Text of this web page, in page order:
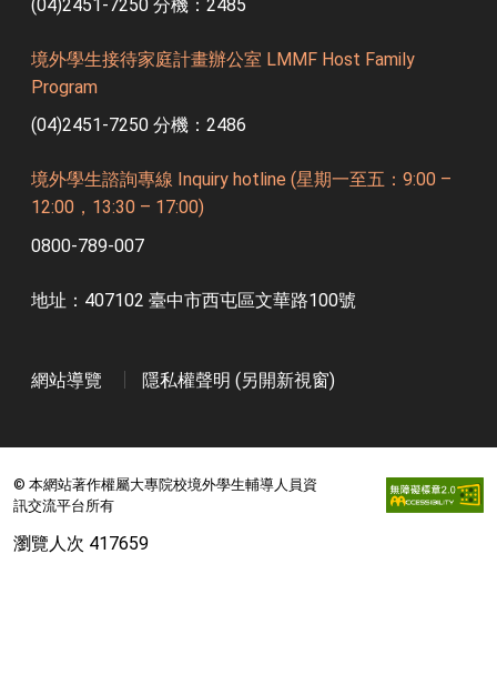
(04)2451-7250 分機：2485
境外學生接待家庭計畫辦公室 LMMF Host Family
Program
(04)2451-7250 分機：2486
境外學生諮詢專線 Inquiry hotline (星期一至五：9:00 –
12:00，13:30 – 17:00)
0800-789-007
地址：407102 臺中市西屯區文華路100號
網站導覽 隱私權聲明 (另開新視窗)
© 本網站著作權屬大專院校境外學生輔導人員資
訊交流平台所有
瀏覽人次 417659